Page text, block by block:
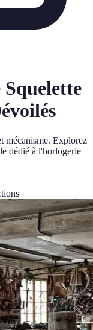
mécanisme. Explorez
dédié à l'horlogerie